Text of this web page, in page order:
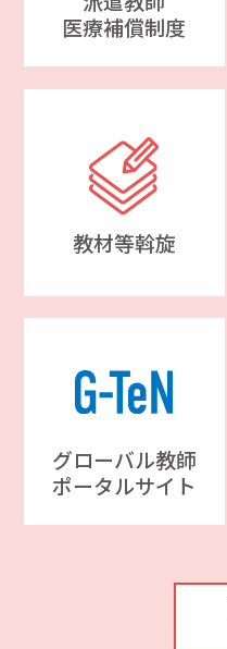
医療補償制度
教材等斡旋
グローバル教師
ポータルサイト